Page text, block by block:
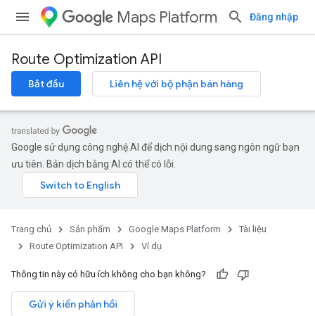
Maps Platform Đăng nhập
Route Optimization API
Bắt đầu Liên hệ với bộ phận bán hàng
Google sử dụng công nghệ AI để dịch nội dung sang ngôn ngữ bạn
ưu tiên. Bản dịch bằng AI có thể có lỗi.
Trang chủ Sản phẩm Google Maps Platform
Tài liệu
Route Optimization API
Ví dụ
Thông tin này có hữu ích không cho bạn không?
Gửi ý kiến phản hồi